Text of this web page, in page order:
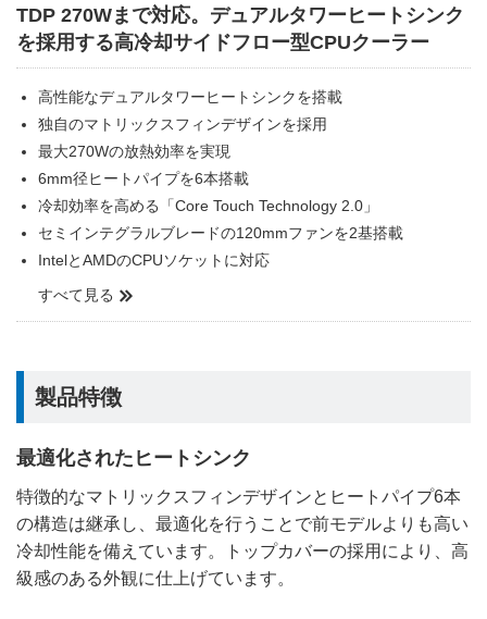
TDP 270Wまで対応。デュアルタワーヒートシンク
を採用する高冷却サイドフロー型CPUクーラー
高性能なデュアルタワーヒートシンクを搭載
独自のマトリックスフィンデザインを採用
最大270Wの放熱効率を実現
6mm径ヒートパイプを6本搭載
冷却効率を高める「Core Touch Technology 2.0」
セミインテグラルブレードの120mmファンを2基搭載
IntelとAMDのCPUソケットに対応
すべて見る
製品特徴
最適化されたヒートシンク
特徴的なマトリックスフィンデザインとヒートパイプ6本
の構造は継承し、最適化を行うことで前モデルよりも高い
冷却性能を備えています。トップカバーの採用により、高
級感のある外観に仕上げています。